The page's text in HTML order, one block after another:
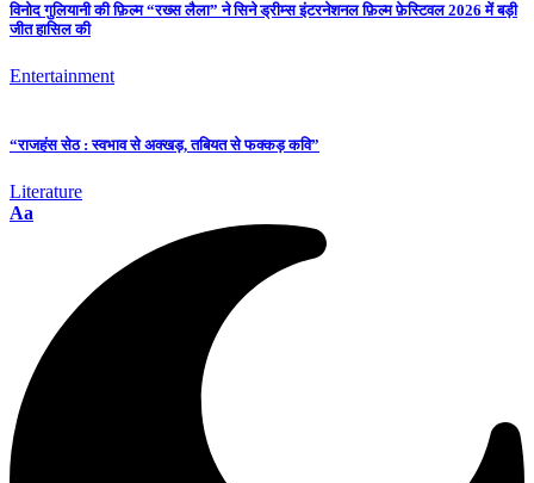
विनोद गुलियानी की फ़िल्म “रख्स लैला” ने सिने ड्रीम्स इंटरनेशनल फ़िल्म फ़ेस्टिवल 2026 में बड़ी
जीत हासिल की
Entertainment
“राजहंस सेठ : स्वभाव से अक्खड़, तबियत से फक्कड़ कवि”
Literature
Aa